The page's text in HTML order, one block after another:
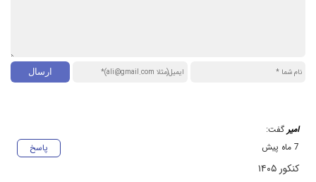
امیر گفت:
پاسخ
7 ماه پیش
کنکور ۱۴۰۵